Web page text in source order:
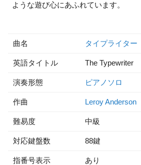
ような遊び心にあふれています。
曲名 タイプライター
英語タイトル The Typewriter
演奏形態 ピアノソロ
作曲 Leroy Anderson
難易度 中級
対応鍵盤数 88鍵
指番号表示 あり